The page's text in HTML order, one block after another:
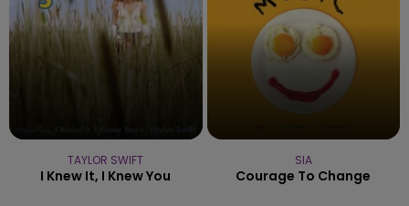
TAYLOR SWIFT
I Knew It, I Knew You
SIA
Courage To Change